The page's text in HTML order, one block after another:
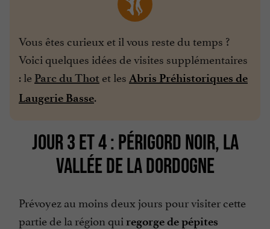
Vous êtes curieux et il vous reste du temps ?
Voici quelques idées de visites supplémentaires
: le Parc du Thot et les Abris Préhistoriques de
Laugerie Basse.
JOUR 3 ET 4 : PÉRIGORD NOIR, LA
VALLÉE DE LA DORDOGNE
Prévoyez au moins deux jours pour visiter cette
partie de la région qui regorge de pépites